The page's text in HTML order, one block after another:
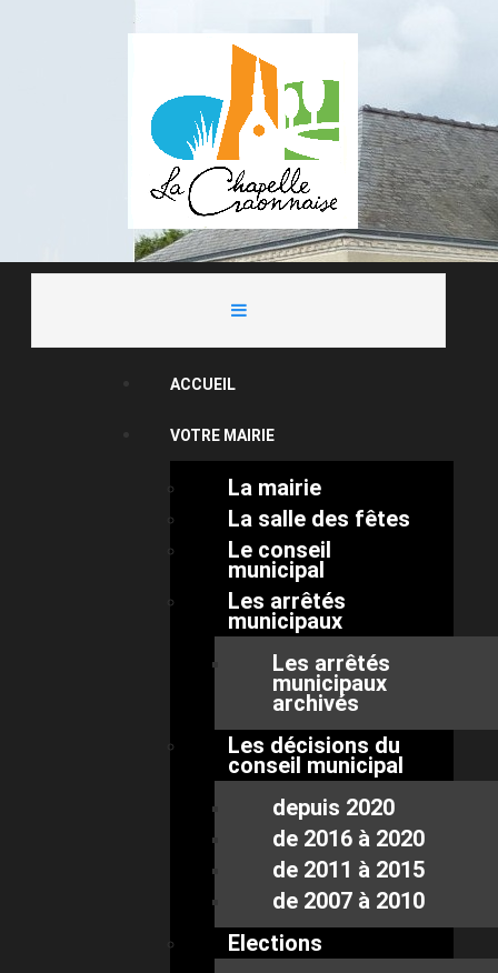
ACCUEIL
VOTRE MAIRIE
La mairie
La salle des fêtes
Le conseil
municipal
Les arrêtés
municipaux
Les arrêtés
municipaux
archivés
Les décisions du
conseil municipal
depuis 2020
de 2016 à 2020
de 2011 à 2015
de 2007 à 2010
Elections